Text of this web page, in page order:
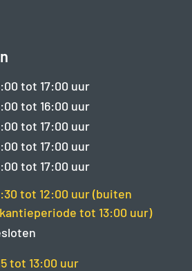
tot 17:00 uur
tot 16:00 uur
tot 17:00 uur
tot 17:00 uur
tot 17:00 uur
tot 12:00 uur (buiten
tot 13:00 uur)
tot 13:00 uur